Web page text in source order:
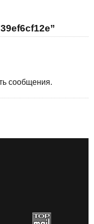
сообщения.